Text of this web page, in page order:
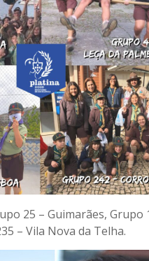
25 – Guimarães, Grupo
– Vila Nova da Telha.